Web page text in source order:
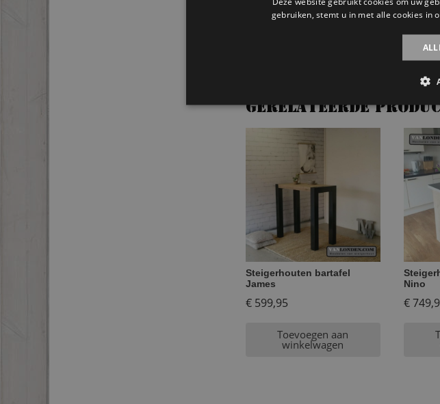
Gerelateerde
Steigerhouten bartafel
James
€599,95
Toevoegen aan
winkelwagen
Nino
€
gebruiken, stemt u in met alle cookies in